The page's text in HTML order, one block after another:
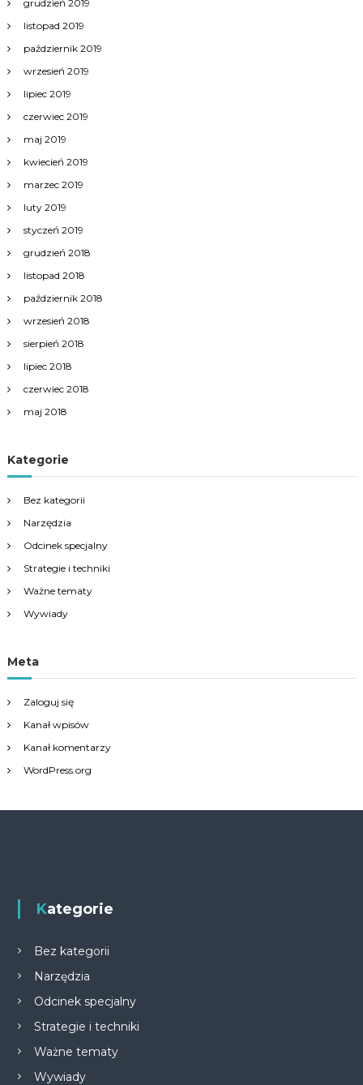
grudzień 2019
listopad 2019
październik 2019
wrzesień 2019
lipiec 2019
czerwiec 2019
maj 2019
kwiecień 2019
marzec 2019
luty 2019
styczeń 2019
grudzień 2018
listopad 2018
październik 2018
wrzesień 2018
sierpień 2018
lipiec 2018
czerwiec 2018
maj 2018
Kategorie
Bez kategorii
Narzędzia
Odcinek specjalny
Strategie i techniki
Ważne tematy
Wywiady
Meta
Zaloguj się
Kanał wpisów
Kanał komentarzy
WordPress.org
Kategorie
Bez kategorii
Narzędzia
Odcinek specjalny
Strategie i techniki
Ważne tematy
Wywiady